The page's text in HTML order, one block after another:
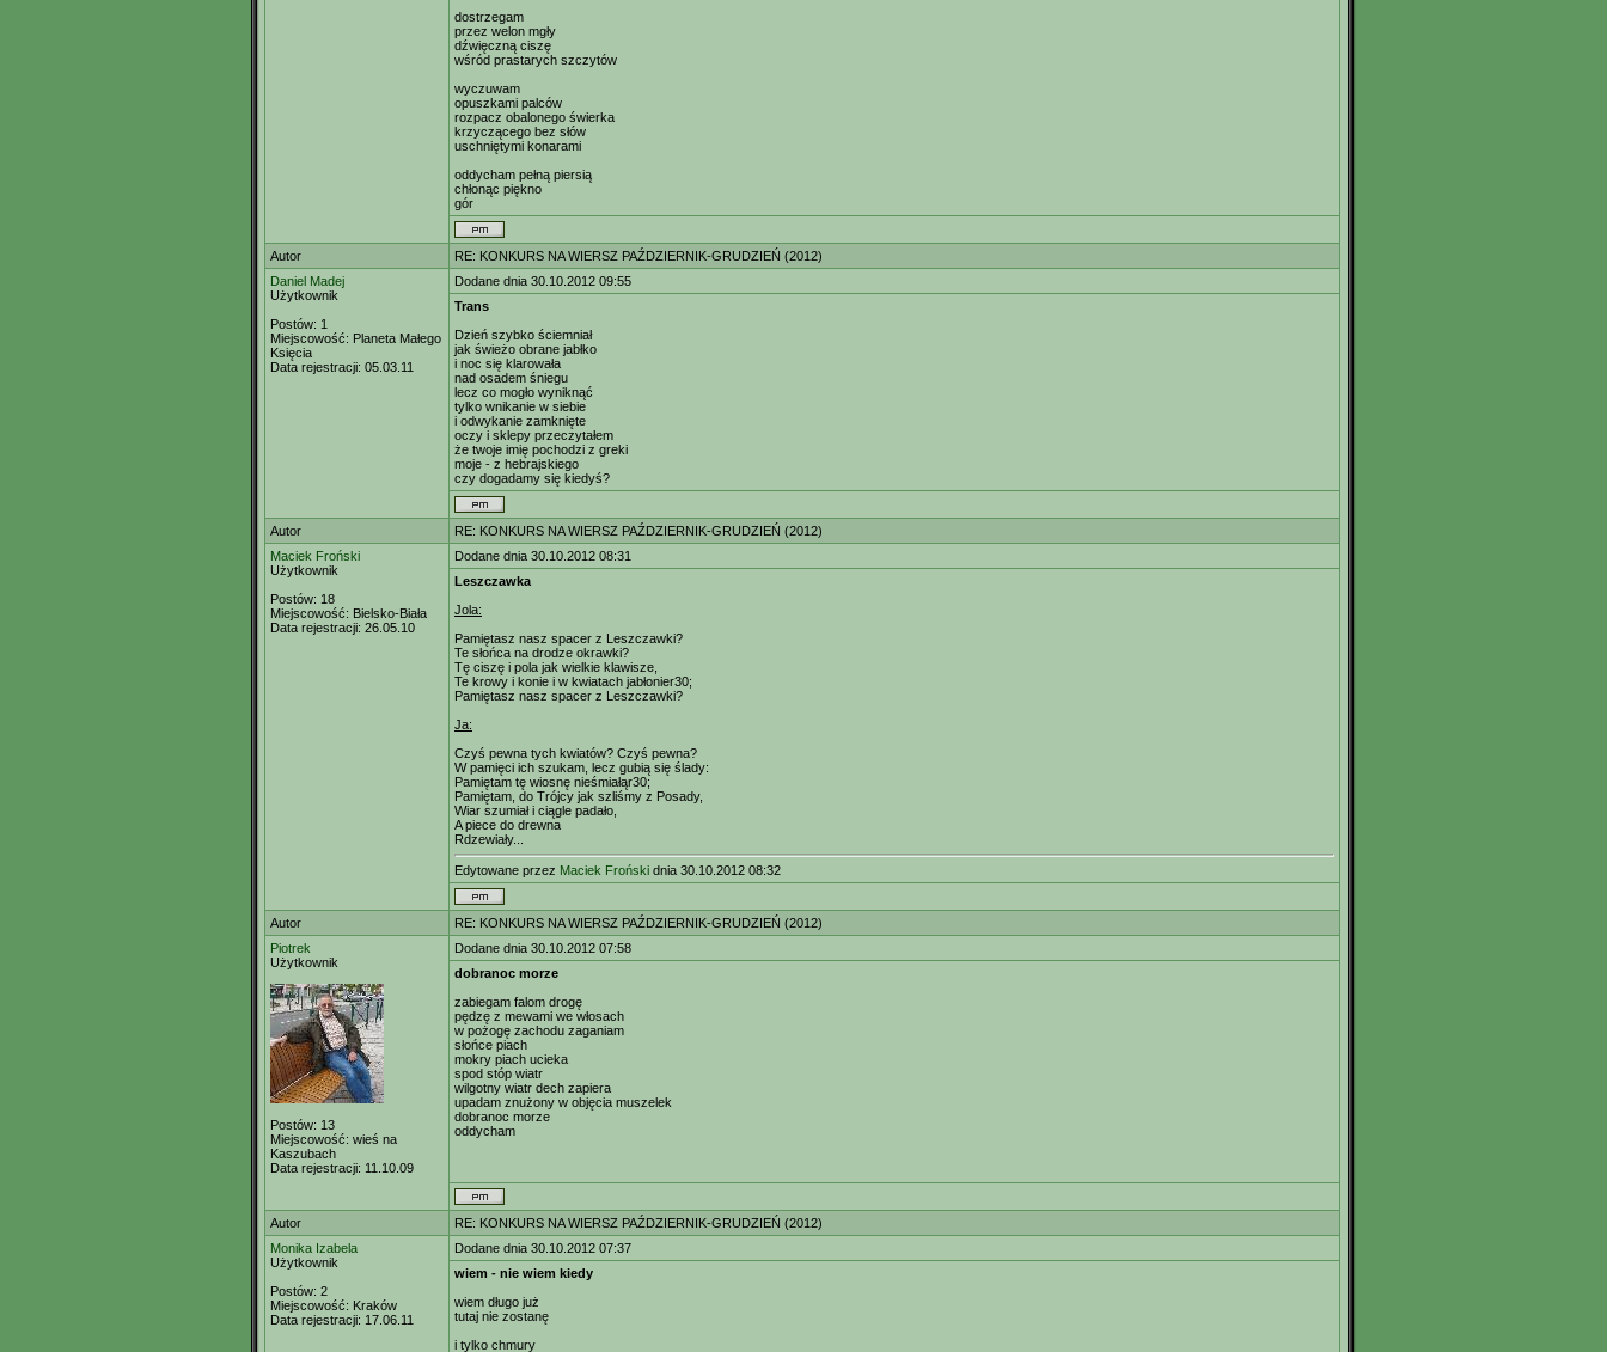
dostrzegam
przez welon mgły
dźwięczną ciszę
wśród prastarych szczytów
wyczuwam
opuszkami palców
rozpacz obalonego świerka
krzyczącego bez słów
uschniętymi konarami
oddycham pełną piersią
chłonąc piękno
gór
Autor
RE: KONKURS NA WIERSZ PAŹDZIERNIK-GRUDZIEŃ (2012)
Daniel Madej
Użytkownik
Postów: 1
Miejscowość: Planeta Małego
Księcia
Data rejestracji: 05.03.11
Dodane dnia 30.10.2012 09:55
Trans
Dzień szybko ściemniał
jak świeżo obrane jabłko
i noc się klarowała
nad osadem śniegu
lecz co mogło wyniknąć
tylko wnikanie w siebie
i odwykanie zamknięte
oczy i sklepy przeczytałem
że twoje imię pochodzi z greki
moje - z hebrajskiego
czy dogadamy się kiedyś?
Autor
RE: KONKURS NA WIERSZ PAŹDZIERNIK-GRUDZIEŃ (2012)
Maciek Froński
Użytkownik
Postów: 18
Miejscowość: Bielsko-Biała
Data rejestracji: 26.05.10
Dodane dnia 30.10.2012 08:31
Leszczawka
Jola:
Pamiętasz nasz spacer z Leszczawki?
Te słońca na drodze okrawki?
Tę ciszę i pola jak wielkie klawisze,
Te krowy i konie i w kwiatach jabłonier30;
Pamiętasz nasz spacer z Leszczawki?
Ja:
Czyś pewna tych kwiatów? Czyś pewna?
W pamięci ich szukam, lecz gubią się ślady:
Pamiętam tę wiosnę nieśmiałąr30;
Pamiętam, do Trójcy jak szliśmy z Posady,
Wiar szumiał i ciągle padało,
A piece do drewna
Rdzewiały...
Edytowane przez Maciek Froński dnia 30.10.2012 08:32
Autor
RE: KONKURS NA WIERSZ PAŹDZIERNIK-GRUDZIEŃ (2012)
Piotrek
Użytkownik
Postów: 13
Miejscowość: wieś na
Kaszubach
Data rejestracji: 11.10.09
Dodane dnia 30.10.2012 07:58
dobranoc morze
zabiegam falom drogę
pędzę z mewami we włosach
w pożogę zachodu zaganiam
słońce piach
mokry piach ucieka
spod stóp wiatr
wilgotny wiatr dech zapiera
upadam znużony w objęcia muszelek
dobranoc morze
oddycham
Autor
RE: KONKURS NA WIERSZ PAŹDZIERNIK-GRUDZIEŃ (2012)
Monika Izabela
Użytkownik
Postów: 2
Miejscowość: Kraków
Data rejestracji: 17.06.11
Dodane dnia 30.10.2012 07:37
wiem - nie wiem kiedy
wiem długo już
tutaj nie zostanę
i tylko chmury